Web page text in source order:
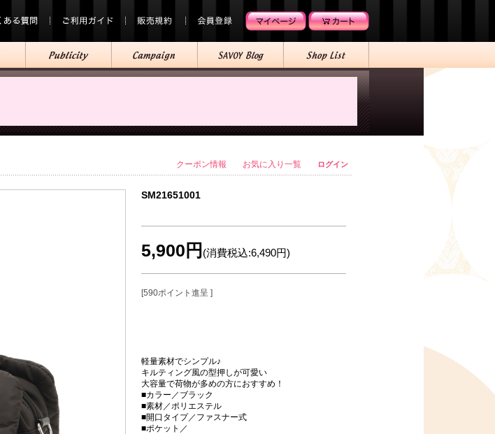
クーポン情報 お気に入り一覧 ログイン
SM21651001
軽量素材でシンプル♪
キルティング風の型押しが可愛い
大容量で荷物が多めの方におすすめ！
■カラー／ブラック
■素材／ポリエステル
■開口タイプ／ファスナー式
■ポケット／
5,900円 (消費税込:6,490円)
[590ポイント進呈 ]